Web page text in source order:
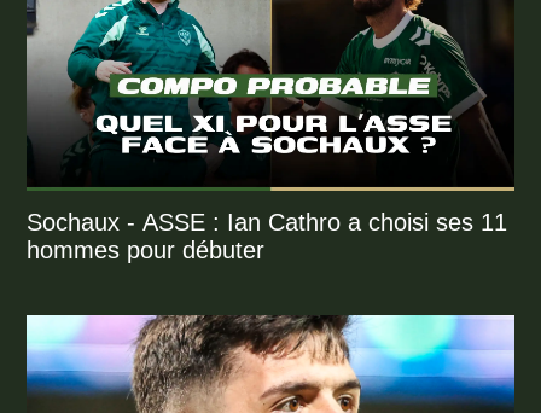
Sochaux - ASSE : Ian Cathro a choisi ses 11
hommes pour débuter